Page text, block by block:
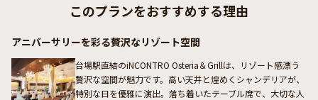
このプランをおすすめする理由
アニバーサリーを彩る贅沢なリゾート空間
台場駅直結のiNCONTRO Osteria＆Grillは、リゾート感漂う
贅沢な空間が魅力です。高い天井と煌めくシャンデリアが、
特別な日を優雅に演出。落ち着いたテーブル席で、大切な人